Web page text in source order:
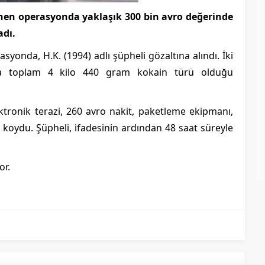
operasyonda yaklaşık 300 bin avro değerinde
H.K. (1994) adlı şüpheli gözaltına alındı. İki
toplam 4 kilo 440 gram kokain türü olduğu
terazi, 260 avro nakit, paketleme ekipmanı,
Şüpheli, ifadesinin ardından 48 saat süreyle